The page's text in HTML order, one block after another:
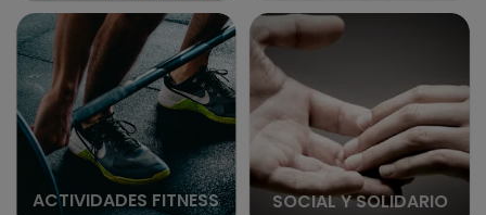
ACTIVIDADES FITNESS SOCIAL Y SOLIDARIO